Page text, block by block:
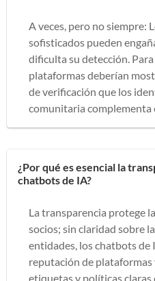
A veces, pero no siempre:
sofisticados pueden
dificulta su detección.
plataformas deberían
de verificación que los
comunitaria complementa
¿Por qué es esencial la
chatbots de IA?
La transparencia protege
socios; sin claridad sobre
entidades, los chatbots de
reputación de plataformas
etiquetas y políticas claras